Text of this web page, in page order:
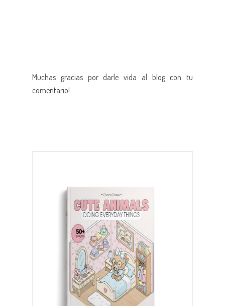
Muchas gracias por darle vida al blog con tu
comentario!